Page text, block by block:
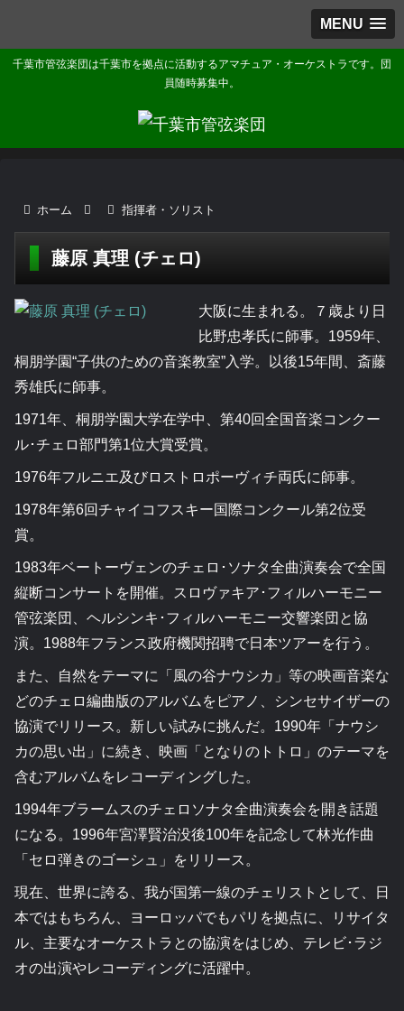
MENU
千葉市管弦楽団は千葉市を拠点に活動するアマチュア・オーケストラです。団
員随時募集中。
ホーム 指揮者・ソリスト
藤原 真理 (チェロ)
大阪に生まれる。７歳より日
比野忠孝氏に師事。1959年、
桐朋学園“子供のための音楽教室”入学。以後15年間、斎藤
秀雄氏に師事。
1971年、桐朋学園大学在学中、第40回全国音楽コンクー
ル･チェロ部門第1位大賞受賞。
1976年フルニエ及びロストロポーヴィチ両氏に師事。
1978年第6回チャイコフスキー国際コンクール第2位受
賞。
1983年ベートーヴェンのチェロ･ソナタ全曲演奏会で全国
縦断コンサートを開催。スロヴァキア･フィルハーモニー
管弦楽団、ヘルシンキ･フィルハーモニー交響楽団と協
演。1988年フランス政府機関招聘で日本ツアーを行う。
また、自然をテーマに「風の谷ナウシカ」等の映画音楽な
どのチェロ編曲版のアルバムをピアノ、シンセサイザーの
協演でリリース。新しい試みに挑んだ。1990年「ナウシ
カの思い出」に続き、映画「となりのトトロ」のテーマを
含むアルバムをレコーディングした。
1994年ブラームスのチェロソナタ全曲演奏会を開き話題
になる。1996年宮澤賢治没後100年を記念して林光作曲
「セロ弾きのゴーシュ」をリリース。
現在、世界に誇る、我が国第一線のチェリストとして、日
本ではもちろん、ヨーロッパでもパリを拠点に、リサイタ
ル、主要なオーケストラとの協演をはじめ、テレビ･ラジ
オの出演やレコーディングに活躍中。